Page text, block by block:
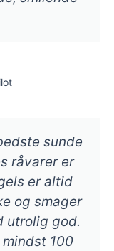
sunde
råvarer er
er altid
og smager
utrolig god.
100